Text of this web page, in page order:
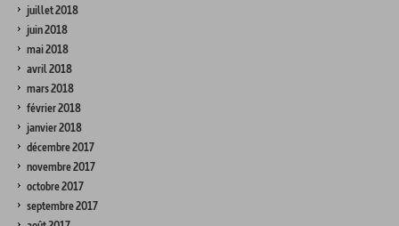
juillet 2018
juin 2018
mai 2018
avril 2018
mars 2018
février 2018
janvier 2018
décembre 2017
novembre 2017
octobre 2017
septembre 2017